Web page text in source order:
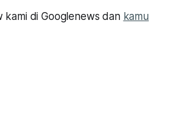
kami di Googlenews dan kamu